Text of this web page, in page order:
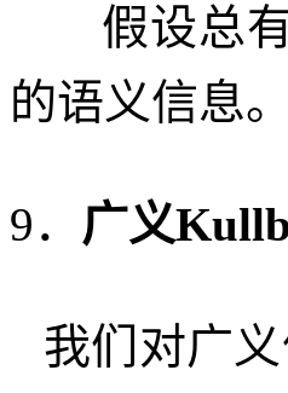
假设总
的语义信息
9． 广义
我们对广